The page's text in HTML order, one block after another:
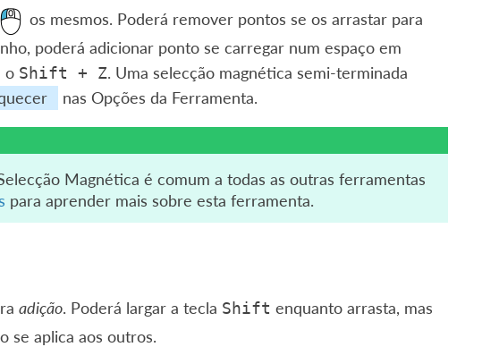
os mesmos. Poderá remover pontos se os arrastar para
poderá adicionar ponto se carregar num espaço em
o Shift + Z. Uma selecção magnética semi-terminada
nas Opções da Ferramenta.
Magnética é comum a todas as outras ferramentas
para aprender mais sobre esta ferramenta.
adição. Poderá largar a tecla Shift enquanto arrasta, mas
se aplica aos outros.